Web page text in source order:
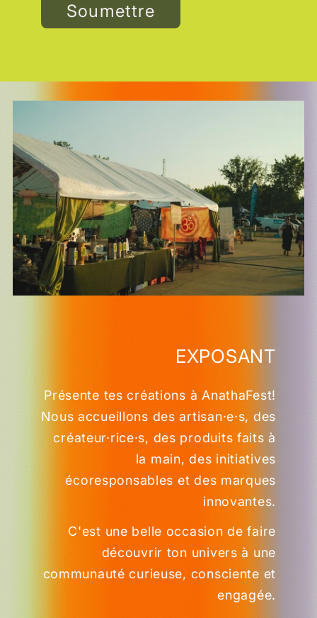
Soumettre
EXPOSANT
Présente tes créations à AnathaFest!
Nous accueillons des artisan·e·s, des
créateur·rice·s, des produits faits à
la main, des initiatives
écoresponsables et des marques
innovantes.
C'est une belle occasion de faire
découvrir ton univers à une
communauté curieuse, consciente et
engagée.